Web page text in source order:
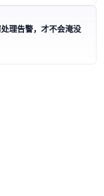
理告警，才不会淹没